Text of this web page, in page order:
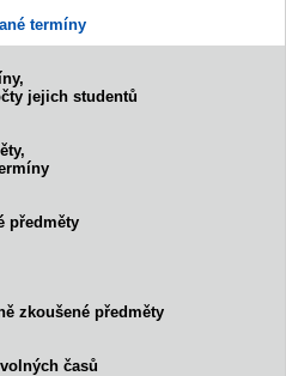
termíny
jejich studentů
předměty
zkoušené předměty
časů